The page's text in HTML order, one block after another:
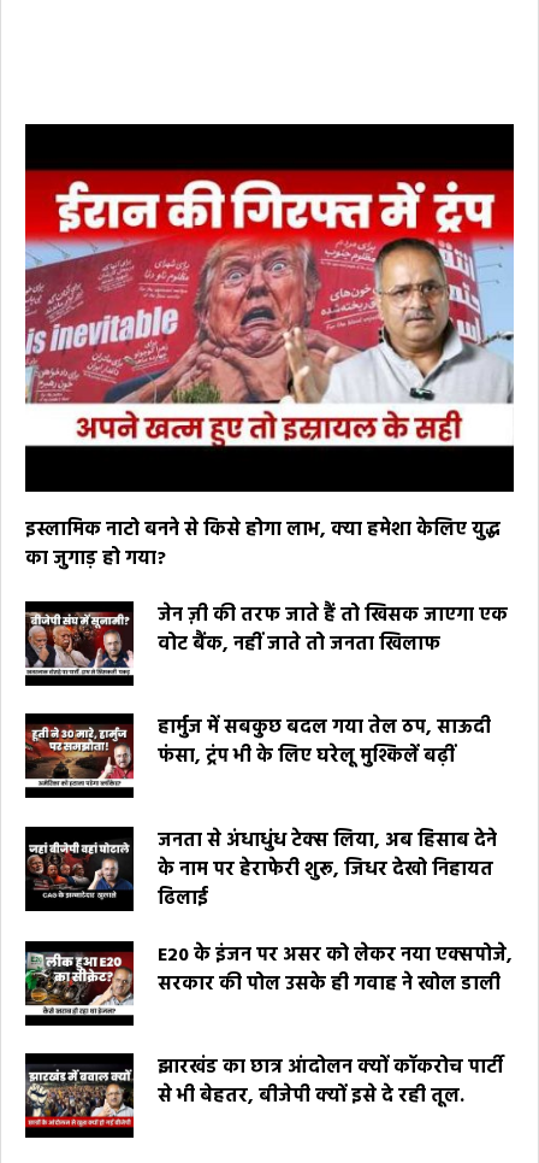
इस्लामिक नाटो बनने से किसे होगा लाभ, क्या हमेशा केलिए युद्ध
का जुगाड़ हो गया?
जेन ज़ी की तरफ जाते हैं तो खिसक जाएगा एक
वोट बैंक, नहीं जाते तो जनता खिलाफ
हार्मुज में सबकुछ बदल गया तेल ठप, साऊदी
फंसा, ट्रंप भी के लिए घरेलू मुश्किलें बढ़ीं
जनता से अंधाधुंध टेक्स लिया, अब हिसाब देने
के नाम पर हेराफेरी शुरू, जिधर देखो निहायत
ढिलाई
E20 के इंजन पर असर को लेकर नया एक्सपोजे,
सरकार की पोल उसके ही गवाह ने खोल डाली
झारखंड का छात्र आंदोलन क्यों कॉकरोच पार्टी
से भी बेहतर, बीजेपी क्यों इसे दे रही तूल.